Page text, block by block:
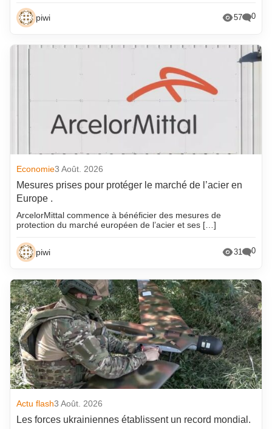
piwi 57 0
Economie3 Août. 2026
Mesures prises pour protéger le marché de l’acier en
Europe .
ArcelorMittal commence à bénéficier des mesures de
protection du marché européen de l’acier et ses […]
piwi 31 0
Actu flash3 Août. 2026
Les forces ukrainiennes établissent un record mondial.